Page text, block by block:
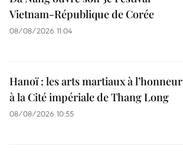
Vietnam-République de Corée
08/08/2026 11:04
Hanoï : les arts martiaux à l’honneur
à la Cité impériale de Thang Long
08/08/2026 10:55